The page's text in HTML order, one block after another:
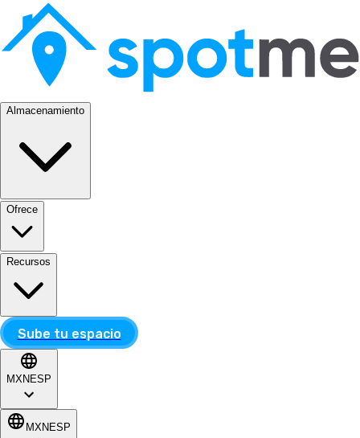
Almacenamiento
Ofrece
Recursos
Sube tu espacio
MXN ESP
MXN ESP